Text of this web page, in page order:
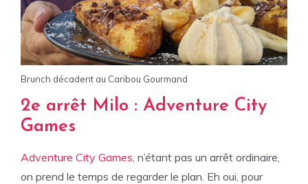
Brunch décadent au Caribou Gourmand
2e arrêt Milo : Adventure City
Games
Adventure City Games , n’étant pas un arrêt ordinaire,
on prend le temps de regarder le plan. Eh oui, pour